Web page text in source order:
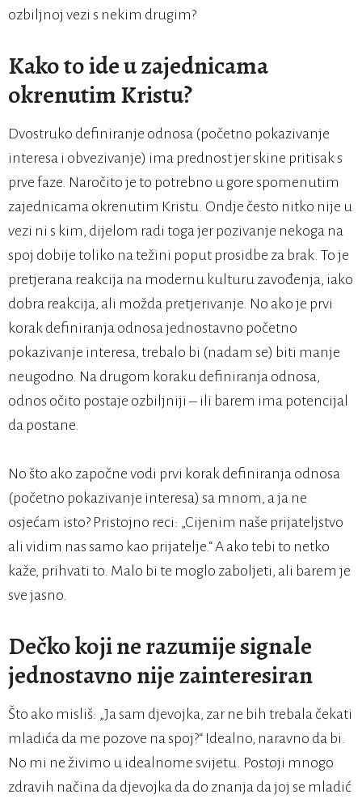
ozbiljnoj vezi s nekim drugim?
Kako to ide u zajednicama
okrenutim Kristu?
Dvostruko definiranje odnosa (početno pokazivanje
interesa i obvezivanje) ima prednost jer skine pritisak s
prve faze. Naročito je to potrebno u gore spomenutim
zajednicama okrenutim Kristu. Ondje često nitko nije u
vezi ni s kim, dijelom radi toga jer pozivanje nekoga na
spoj dobije toliko na težini poput prosidbe za brak. To je
pretjerana reakcija na modernu kulturu zavođenja, iako
dobra reakcija, ali možda pretjerivanje. No ako je prvi
korak definiranja odnosa jednostavno početno
pokazivanje interesa, trebalo bi (nadam se) biti manje
neugodno. Na drugom koraku definiranja odnosa,
odnos očito postaje ozbiljniji – ili barem ima potencijal
da postane.
No što ako započne vodi prvi korak definiranja odnosa
(početno pokazivanje interesa) sa mnom, a ja ne
osjećam isto? Pristojno reci: „Cijenim naše prijateljstvo
ali vidim nas samo kao prijatelje.“ A ako tebi to netko
kaže, prihvati to. Malo bi te moglo zaboljeti, ali barem je
sve jasno.
Dečko koji ne razumije signale
jednostavno nije zainteresiran
Što ako misliš: „Ja sam djevojka, zar ne bih trebala čekati
mladića da me pozove na spoj?“ Idealno, naravno da bi.
No mi ne živimo u idealnome svijetu. Postoji mnogo
zdravih načina da djevojka da do znanja da joj se mladić